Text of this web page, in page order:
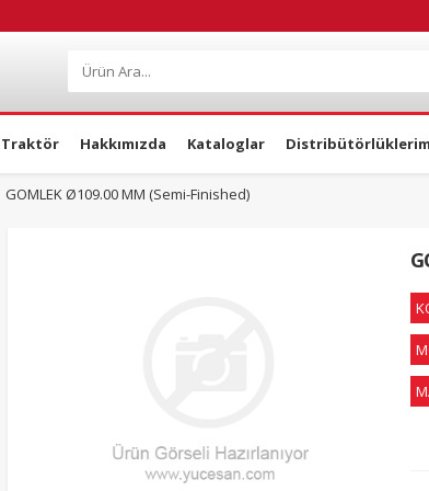
Traktör Hakkımızda Kataloglar
GOMLEK Ø109.00 MM (Semi-Finished)